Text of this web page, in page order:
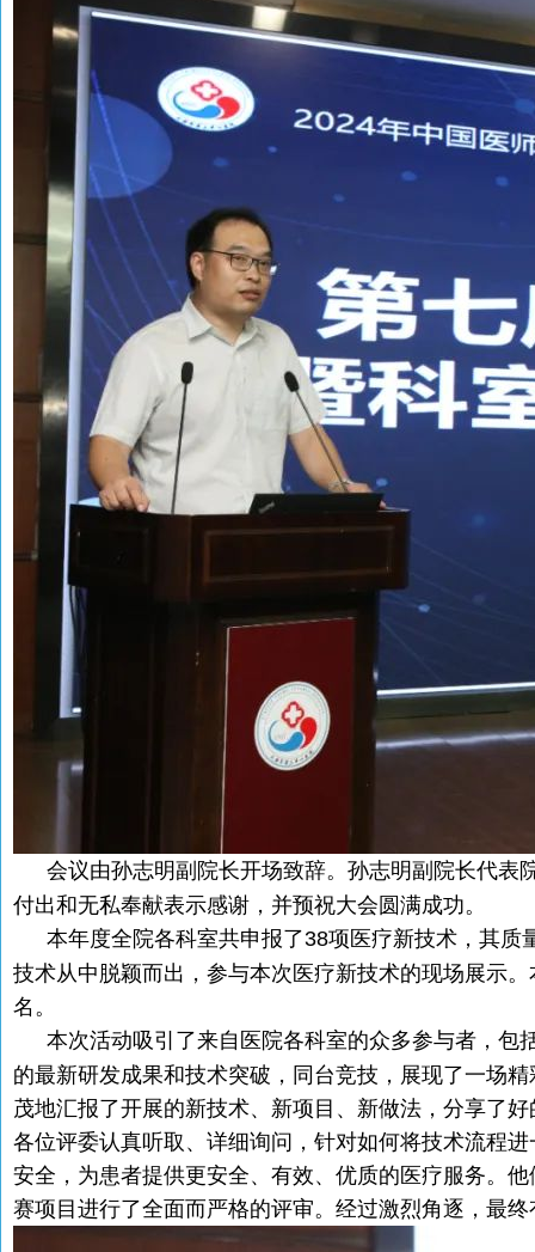
会议由孙志明副院长开场致辞。孙志明副院长代表
付出和无私奉献表示感谢，并预祝大会圆满成功。
本年度全院各科室共申报了38项医疗新技术，其
技术从中脱颖而出，参与本次医疗新技术的现场展示
名。
本次活动吸引了来自医院各科室的众多参与者，包
的最新研发成果和技术突破，同台竞技，展现了一场
茂地汇报了开展的新技术、新项目、新做法，分享了
各位评委认真听取、详细询问，针对如何将技术流程
安全，为患者提供更安全、有效、优质的医疗服务。
赛项目进行了全面而严格的评审。经过激烈角逐，最